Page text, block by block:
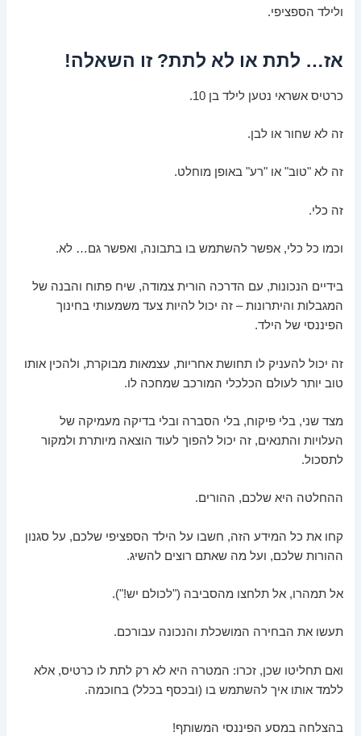
ולילד הספציפי.
אז… לתת או לא לתת? זו השאלה!
כרטיס אשראי נטען לילד בן 10.
זה לא שחור או לבן.
זה לא "טוב" או "רע" באופן מוחלט.
זה כלי.
וכמו כל כלי, אפשר להשתמש בו בתבונה, ואפשר גם… לא.
בידיים הנכונות, עם הדרכה הורית צמודה, שיח פתוח והבנה של
המגבלות והיתרונות – זה יכול להיות צעד משמעותי בחינוך
הפיננסי של הילד.
זה יכול להעניק לו תחושת אחריות, עצמאות מבוקרת, ולהכין אותו
טוב יותר לעולם הכלכלי המורכב שמחכה לו.
מצד שני, בלי פיקוח, בלי הסברה ובלי בדיקה מעמיקה של
העלויות והתנאים, זה יכול להפוך לעוד הוצאה מיותרת ולמקור
לתסכול.
ההחלטה היא שלכם, ההורים.
קחו את כל המידע הזה, חשבו על הילד הספציפי שלכם, על סגנון
ההורות שלכם, ועל מה שאתם רוצים להשיג.
אל תמהרו, אל תלחצו מהסביבה ("לכולם יש!").
תעשו את הבחירה המושכלת והנכונה עבורכם.
ואם תחליטו שכן, זכרו: המטרה היא לא רק לתת לו כרטיס, אלא
ללמד אותו איך להשתמש בו (ובכסף בכלל) בחוכמה.
בהצלחה במסע הפיננסי המשותף!